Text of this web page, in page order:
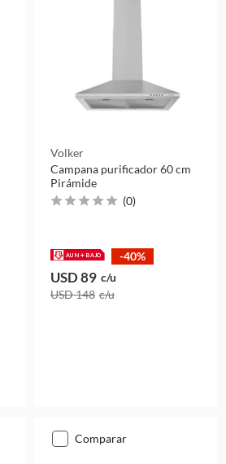
Volker
Campana purificador 60 cm
Pirámide
(0)
-40%
USD 89 c/u
USD 148 c/u
comparar